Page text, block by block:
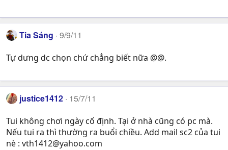
Tia Sáng 9/9/11
Tự dưng dc chọn chứ chẳng biết nữa @@.
justice1412 15/7/11
Tui không chơi ngày cố định. Tại ở nhà cũng có pc mà.
Nếu tui ra thì thường ra buổi chiều. Add mail sc2 của tui
nè : vth1412@yahoo.com